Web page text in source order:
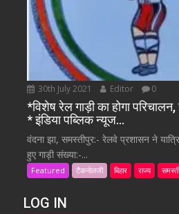
30th July 2021 Editor 0
*विशेष रेल गाड़ी का होगा
* इंडिया पब्लिक न्यूज…
वंदना झा, समस्तीपुर:- रेलवे प्रशासन ने
हुए गाड़ी संख्या:-...
Featured टैकनोलजी बिहार राज्य
LOG IN